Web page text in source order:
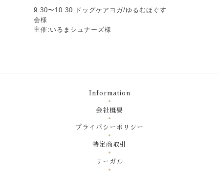
9:30〜10:30 ドッグケアヨガ/ゆるむほぐす
会様
主催:いるまシュナーズ様
Information
会社概要
プライバシーポリシー
特定商取引
リーガル